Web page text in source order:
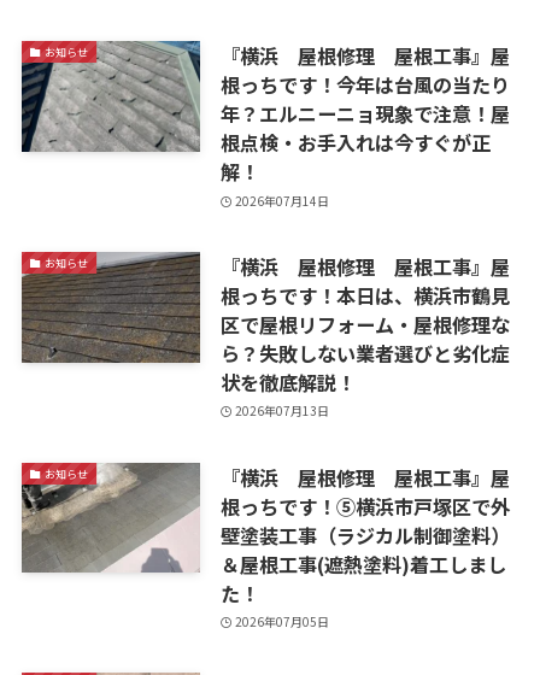
お知らせ
『横浜 屋根修理 屋根工事』屋
根っちです！今年は台風の当たり
年？エルニーニョ現象で注意！屋
根点検・お手入れは今すぐが正
解！
2026年07月14日
お知らせ
『横浜 屋根修理 屋根工事』屋
根っちです！本日は、横浜市鶴見
区で屋根リフォーム・屋根修理な
ら？失敗しない業者選びと劣化症
状を徹底解説！
2026年07月13日
お知らせ
『横浜 屋根修理 屋根工事』屋
根っちです！⑤横浜市戸塚区で外
壁塗装工事（ラジカル制御塗料）
＆屋根工事(遮熱塗料)着工しまし
た！
2026年07月05日